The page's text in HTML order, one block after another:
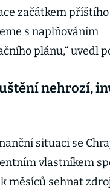
začátkem
s naplňováním
plánu,“ uvedl
nehrozí,
situaci se
vlastníkem
měsíců sehnat